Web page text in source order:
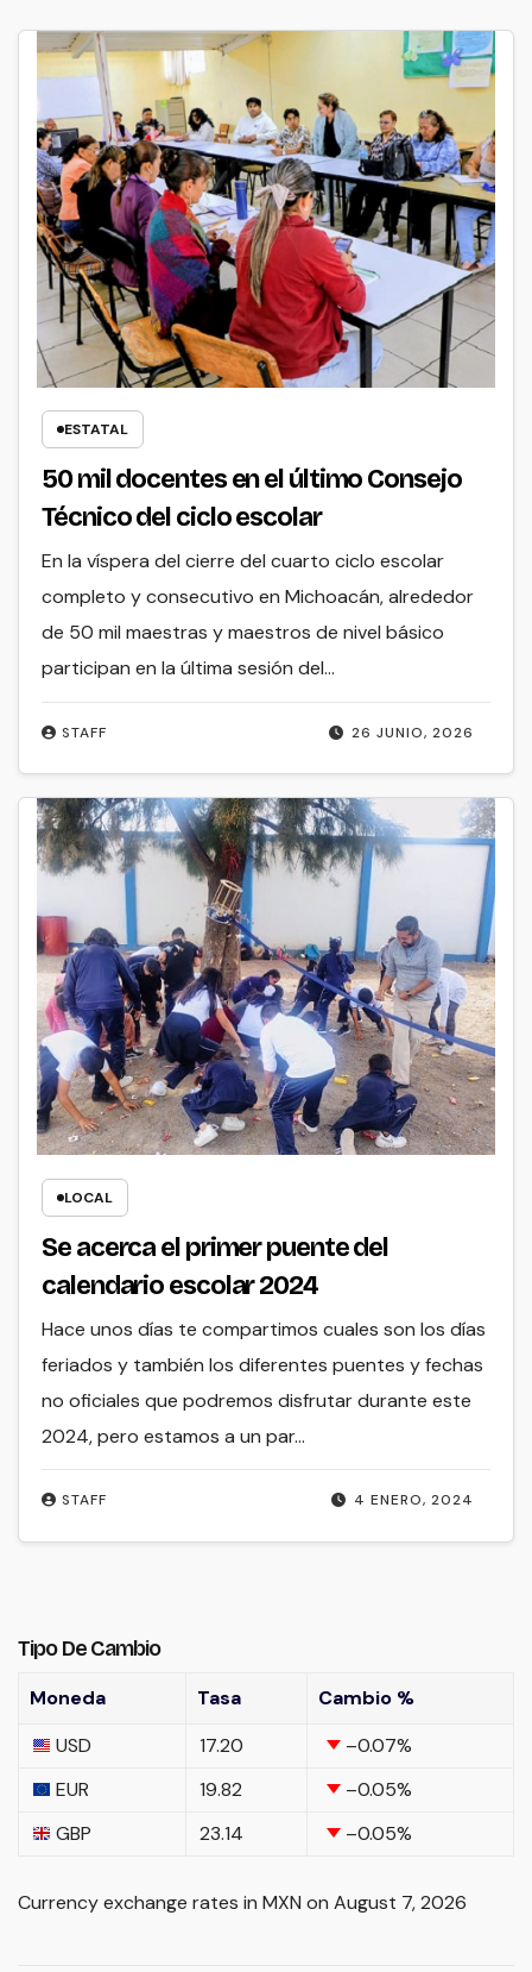
ESTATAL
50 mil docentes en el último Consejo
Técnico del ciclo escolar
26 JUNIO, 2026
STAFF
En la víspera del cierre del cuarto ciclo escolar
completo y consecutivo en Michoacán, alrededor
de 50 mil maestras y maestros de nivel básico
participan en la última sesión del…
LOCAL
Se acerca el primer puente del
calendario escolar 2024
4 ENERO, 2024
STAFF
Hace unos días te compartimos cuales son los días
feriados y también los diferentes puentes y fechas
no oficiales que podremos disfrutar durante este
2024, pero estamos a un par…
Tipo De Cambio
Moneda Tasa
Cambio %
USD
17.20 –0.07%
EUR
19.82 –0.05%
GBP
23.14 –0.05%
Currency exchange rates in MXN on August 7, 2026